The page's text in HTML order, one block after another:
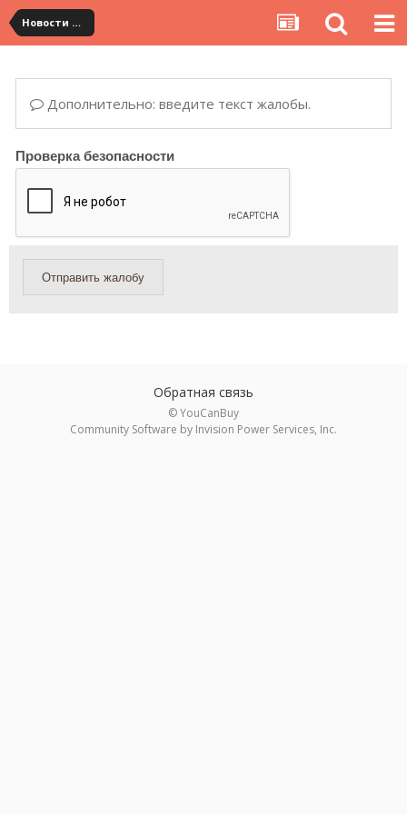
Новости сервиса
Дополнительно: введите текст жалобы.
Проверка безопасности
Отправить жалобу
Обратная связь
© YouCanBuy
Community Software by Invision Power Services, Inc.